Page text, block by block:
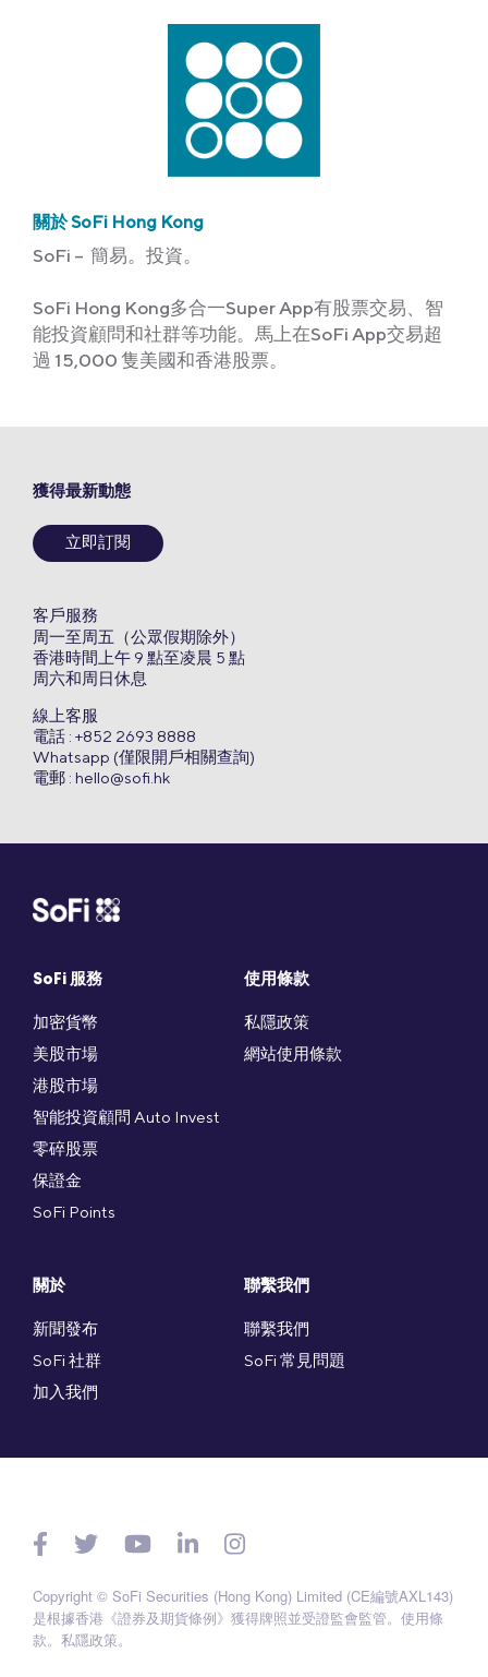
關於 SoFi Hong Kong
SoFi – 簡易。投資。
SoFi Hong Kong多合一Super App有股票交易、智
能投資顧問和社群等功能。馬上在SoFi App交易超
過 15,000 隻美國和香港股票。
SoFi 服務
加密貨幣
美股市場
港股市場
智能投資顧問 Auto Invest
零碎股票
保證金
SoFi Points
使用條款
私隱政策
網站使用條款
關於
新聞發布
SoFi 社群
加入我們
聯繫我們
聯繫我們
SoFi 常見問題
獲得最新動態
立即訂閱
客戶服務
周一至周五（公眾假期除外）
香港時間上午 9 點至凌晨 5 點
周六和周日休息
線上客服
電話 : +852 2693 8888
Whatsapp (僅限開戶相關查詢)
電郵 : hello@sofi.hk
Copyright © SoFi Securities (Hong Kong) Limited (CE編號AXL143)
是根據香港《證券及期貨條例》獲得牌照並受證監會監管。 使用條
款。 私隱政策。